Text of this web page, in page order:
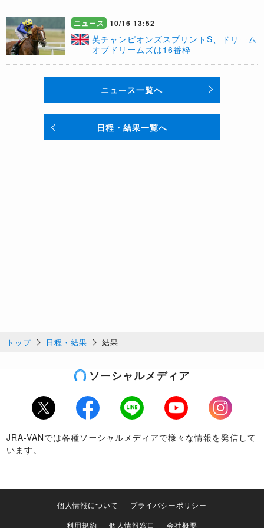
ニュース 10/16 13:52
英チャンピオンズスプリントS、ドリーム
オブドリームズは16番枠
ニュース一覧へ
日程・結果一覧へ
トップ 日程・結果 結果
ソーシャルメディア
Twitter Facebook LINE Youtube
Instagram
JRA-VANでは各種ソーシャルメディアで様々な情報を発信して
います。
個人情報について
プライバシーポリシー
利用規約
個人情報窓口 会社概要